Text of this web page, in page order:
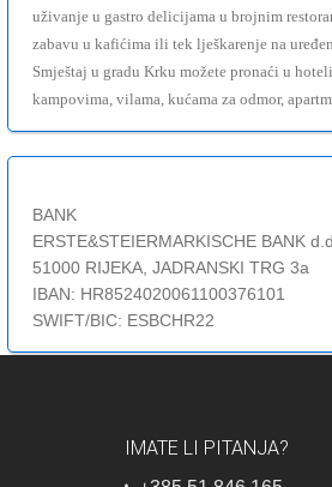
uživanje u gastro delicijama u brojnim
zabavu u kafićima ili tek lješkarenje na
Smještaj u gradu Krku možete pronaći u
kampovima, vilama, kućama za odmor,
BANK
ERSTE&STEIERMARKISCHE BANK d.d.
51000 RIJEKA, JADRANSKI TRG 3a
IBAN: HR8524020061100376101
SWIFT/BIC: ESBCHR22
IMATE LI PITANJA?